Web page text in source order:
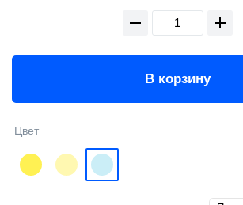
Цвет
В корзину